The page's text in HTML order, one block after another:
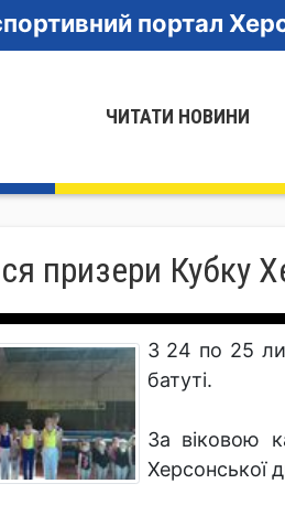
портал
ЧИТАТИ НОВИНИ
призери Кубку
З 24 по 25
батуті.
За віковою
Херсонської